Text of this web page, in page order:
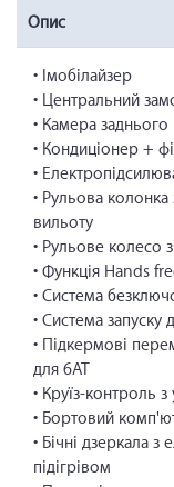
Опис
• Імобілайзер
• Центральний
• Камера заднього
• Кондиціонер +
•
• Рульова колонка
вильоту
• Рульове колесо
• Функція Hands
• Система
• Система запуску
• Підкермові
для 6АТ
• Круїз-контроль
• Бортовий
• Бічні дзеркала
підігрівом